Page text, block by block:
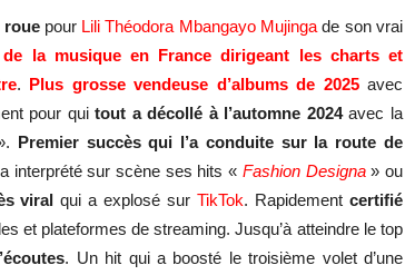
roue pour Lili Théodora Mbangayo Mujinga de son vrai
de la musique en France dirigeant les charts et
. Plus grosse vendeuse d’albums de 2025avec
pour quitout a décollé à l’automne 2024avec la
Premier succès qui l’a conduite sur la route de
interprété sur scène ses hits « Fashion Designa» ou
viral qui a explosé surTikTok. Rapidementcertifié
et plateformes de streaming. Jusqu’à atteindre le top
. Un hit qui a boosté le troisième volet d’une